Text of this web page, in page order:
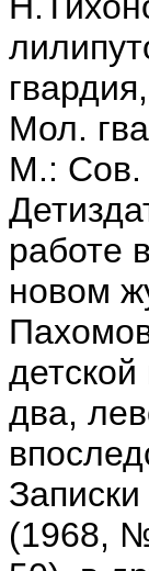
Мол.
М.: Сов.
работе
новом
два,
(1968,